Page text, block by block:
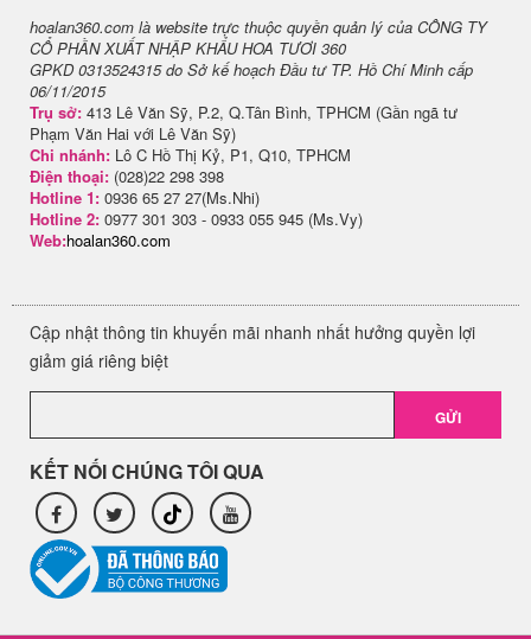
hoalan360.com là website trực thuộc quyền quản lý của CÔNG TY
CỔ PHẦN XUẤT NHẬP KHẨU HOA TƯƠI 360
GPKD 0313524315 do Sở kế hoạch Đầu tư TP. Hồ Chí Minh cấp
06/11/2015
Trụ sở: 413 Lê Văn Sỹ, P.2, Q.Tân Bình, TPHCM (Gần ngã tư
Phạm Văn Hai với Lê Văn Sỹ)
Chi nhánh: Lô C Hồ Thị Kỷ, P1, Q10, TPHCM
Điện thoại: (028)22 298 398
Hotline 1: 0936 65 27 27(Ms.Nhi)
Hotline 2: 0977 301 303 - 0933 055 945 (Ms.Vy)
Web:hoalan360.com
Cập nhật thông tin khuyến mãi nhanh nhất hưởng quyền lợi
giảm giá riêng biệt
GỬI
KẾT NỐI CHÚNG TÔI QUA